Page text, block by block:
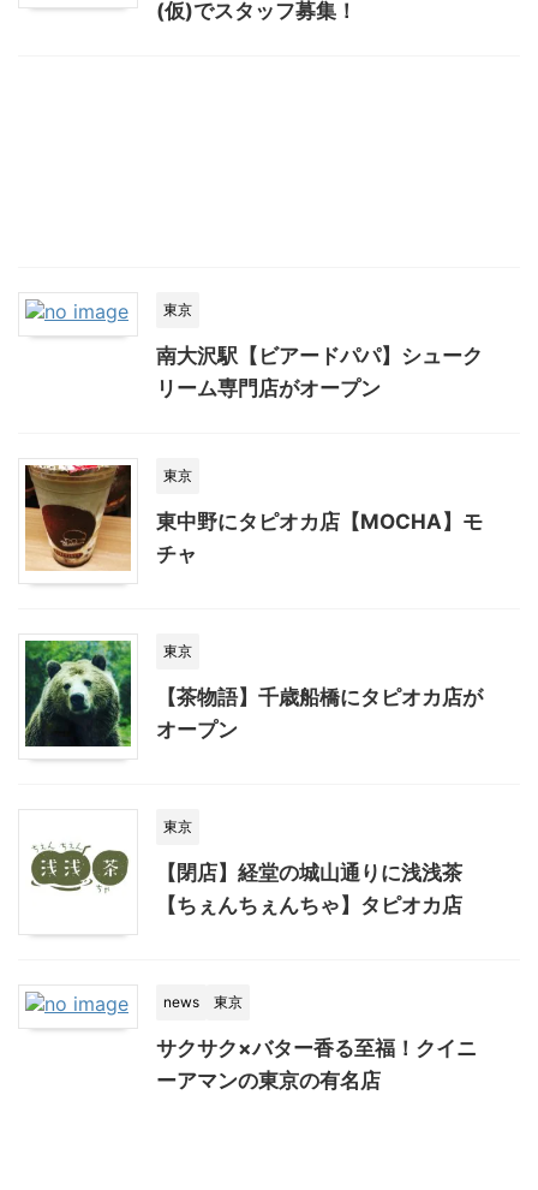
(仮)でスタッフ募集！
東京
南大沢駅【ビアードパパ】シューク
リーム専門店がオープン
東京
東中野にタピオカ店【MOCHA】モ
チャ
東京
【茶物語】千歳船橋にタピオカ店が
オープン
東京
【閉店】経堂の城山通りに浅浅茶
【ちぇんちぇんちゃ】タピオカ店
news 東京
サクサク×バター香る至福！クイニ
ーアマンの東京の有名店